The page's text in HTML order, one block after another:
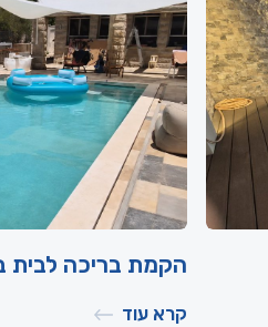
הקמת בריכה לבית
קרא עוד